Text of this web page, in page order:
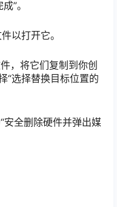
”。
以打开它。
，将它们复制到你创
“选择替换目标位置的
安全删除硬件并弹出媒